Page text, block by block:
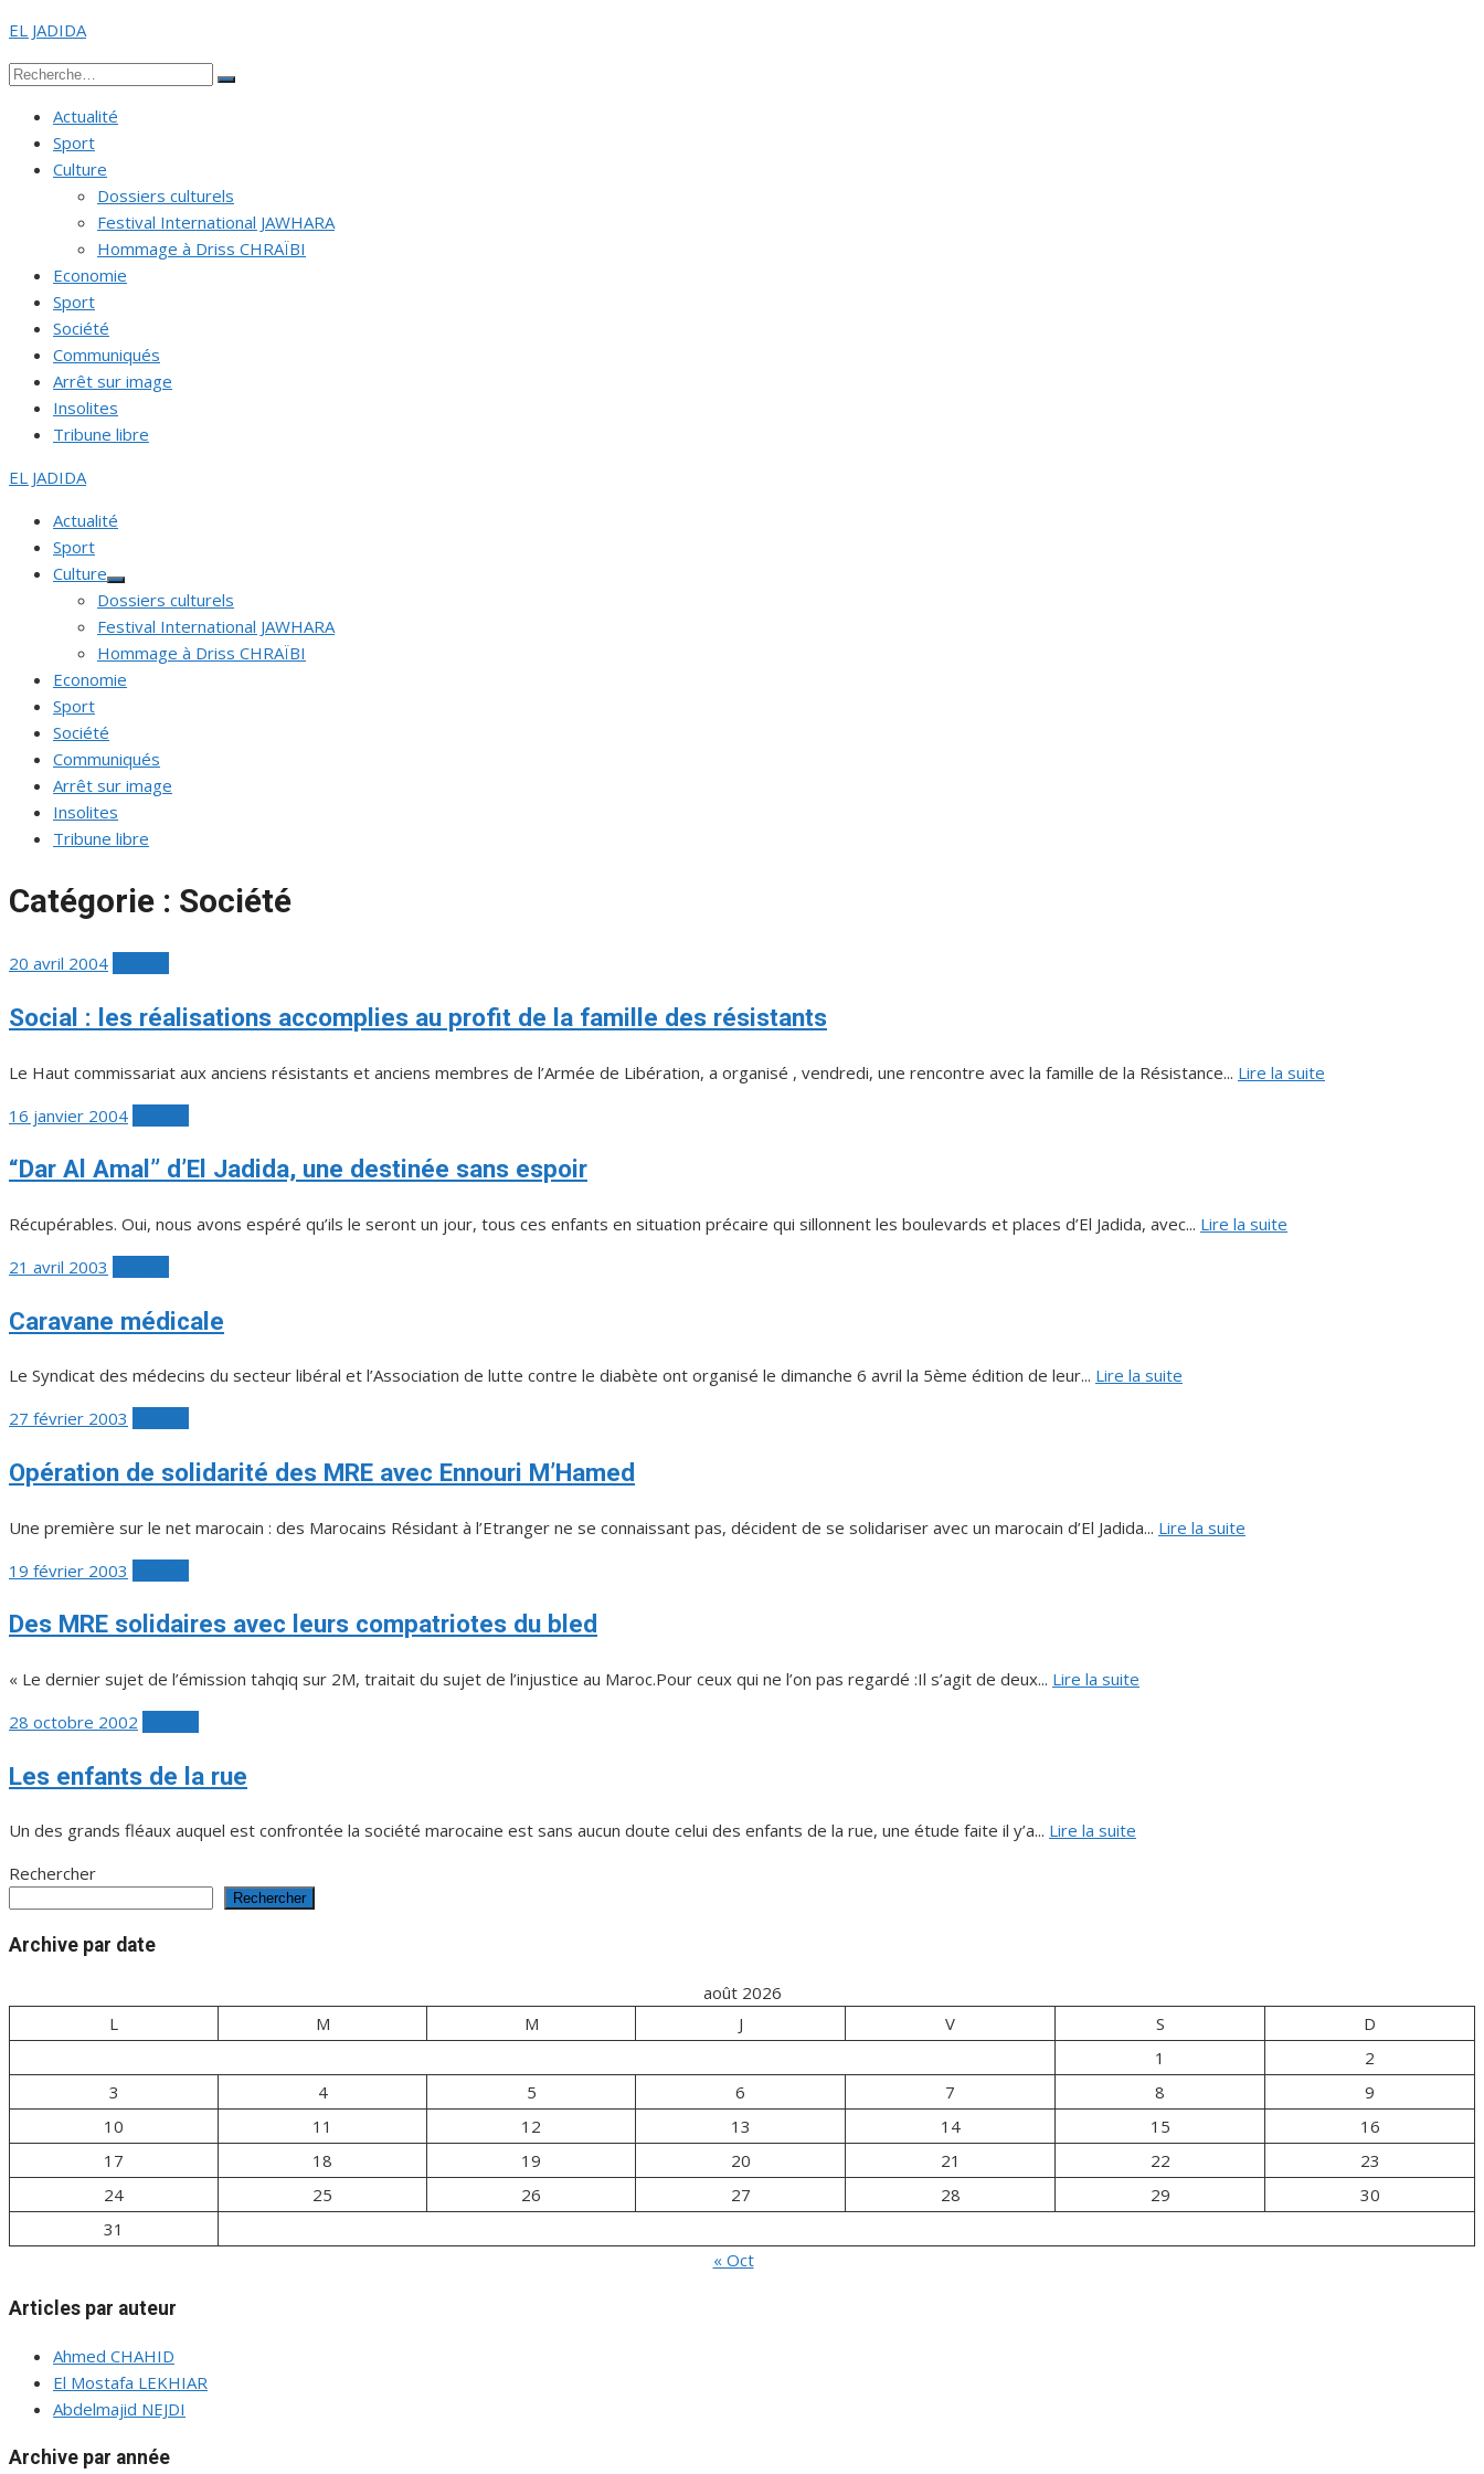
Aller
contenu
EL JADIDA
Recherche
Rechercher
Actualité
Sport
Culture
Dossiers culturels
Festival International JAWHARA
Hommage à Driss CHRAÏBI
Economie
Sport
Société
Communiqués
Arrêt sur image
Insolites
Tribune libre
EL JADIDA
Actualité
Sport
Culture
Afficher
le
sous-
menu
Dossiers culturels
Festival International JAWHARA
Hommage à Driss CHRAÏBI
Economie
Sport
Société
Communiqués
Arrêt sur image
Insolites
Tribune libre
Catégorie : Société
Publié
20 avril 2004
Social : les réalisations accomplies au profit de la famille des résistants
Le Haut commissariat aux anciens résistants et anciens membres de l’Armée de Libération, a organisé , vendredi, une rencontre avec la famille de la Résistance... Lire la suite
Publié
16 janvier 2004
“Dar Al Amal” d’El Jadida, une destinée sans espoir
Récupérables. Oui, nous avons espéré qu’ils le seront un jour, tous ces enfants en situation précaire qui sillonnent les boulevards et places d’El Jadida, avec... Lire la suite
Publié
21 avril 2003
Caravane médicale
Le Syndicat des médecins du secteur libéral et l’Association de lutte contre le diabète ont organisé le dimanche 6 avril la 5ème édition de leur... Lire la suite
Publié
27 février 2003
Opération de solidarité des MRE avec Ennouri M’Hamed
Une première sur le net marocain : des Marocains Résidant à l’Etranger ne se connaissant pas, décident de se solidariser avec un marocain d’El Jadida... Lire la suite
Publié
19 février 2003
Des MRE solidaires avec leurs compatriotes du bled
« Le dernier sujet de l’émission tahqiq sur 2M, traitait du sujet de l’injustice au Maroc.Pour ceux qui ne l’on pas regardé :Il s’agit de deux... Lire la suite
Publié
28 octobre 2002
Les enfants de la rue
Un des grands fléaux auquel est confrontée la société marocaine est sans aucun doute celui des enfants de la rue, une étude faite il y’a... Lire la suite
Rechercher
Rechercher
Archive par date
août 2026
L
M M J V S
D
1
2
3
4 5 6 7 8
9
10
11 12 13 14 15
16
17
18 19 20 21 22
23
24
25 26 27 28 29
30
31
« Oct
Articles par auteur
Ahmed CHAHID
El Mostafa LEKHIAR
Abdelmajid NEJDI
Archive par année